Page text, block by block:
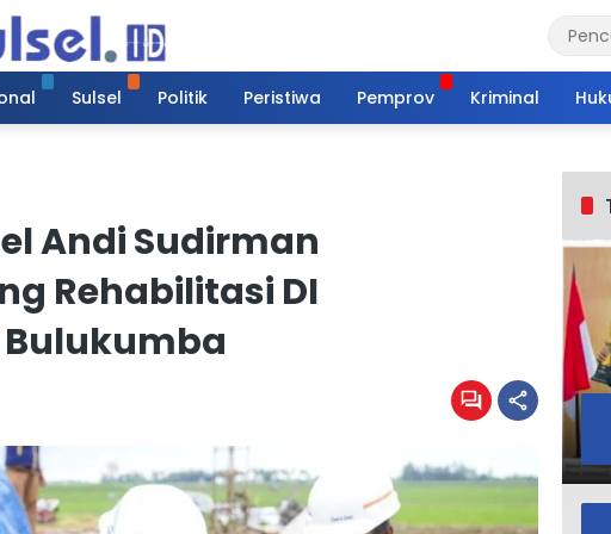
Sulsel Politik Peristiwa Pemprov Kriminal
Andi Sudirman
Rehabilitasi DI